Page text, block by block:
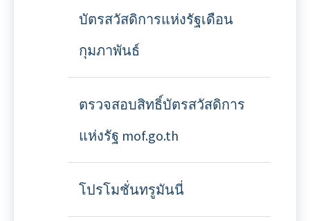
บัตรสวัสดิการแห่งรัฐเดือน
กุมภาพันธ์
ตรวจสอบสิทธิ์บัตรสวัสดิการ
แห่งรัฐ mof.go.th
โปรโมชั่นทรูมันนี่